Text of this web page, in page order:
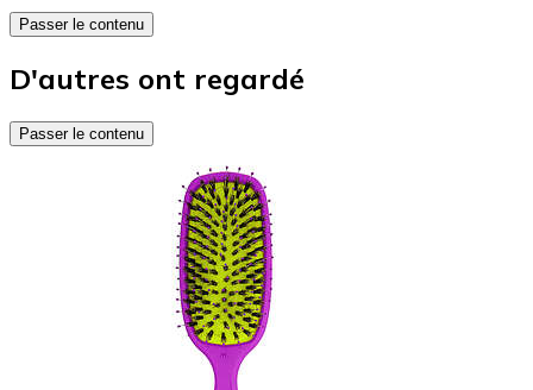
Passer le contenu
D'autres ont regardé
Passer le contenu